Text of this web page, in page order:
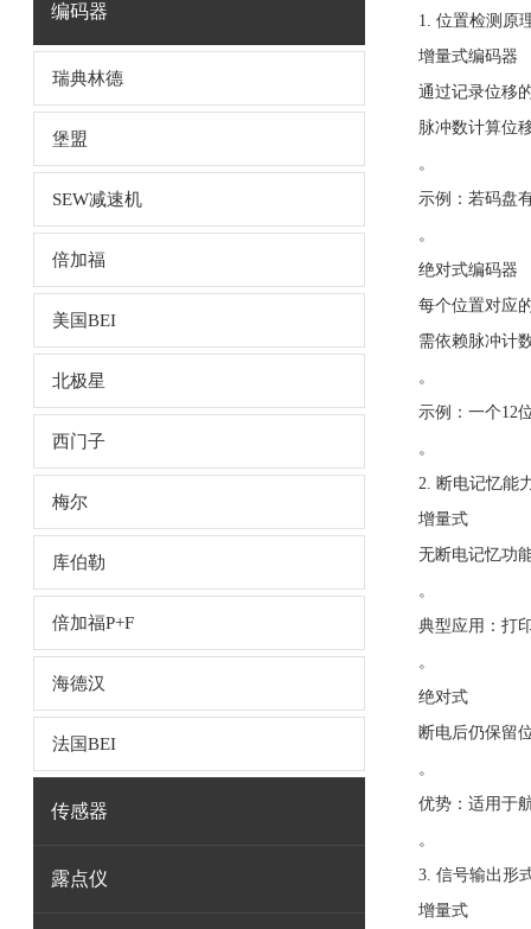
编码器
瑞典林德
堡盟
SEW减速机
倍加福
美国BEI
北极星
西门子
梅尔
库伯勒
倍加福P+F
海德汉
法国BEI
传感器
露点仪
1. 位置检测原
增量式编码器
通过记录位移
脉冲数计算位
。
示例：若码盘
。
绝对式编码器
每个位置对应
需依赖脉冲计
。
示例：一个12
。
2. 断电记忆能
增量式
无断电记忆功
。
典型应用：打
。
绝对式
断电后仍保留
。
优势：适用于
。
3. 信号输出形
增量式